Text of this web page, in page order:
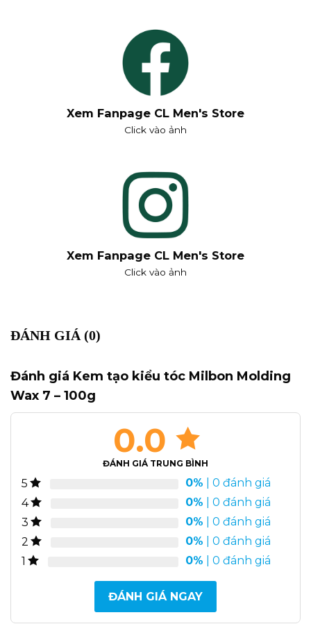
Xem Fanpage CL Men's Store
Click vào ảnh
Xem Fanpage CL Men's Store
Click vào ảnh
ĐÁNH GIÁ (0)
Đánh giá Kem tạo kiểu tóc Milbon Molding
Wax 7 – 100g
0.0
ĐÁNH GIÁ TRUNG BÌNH
5 0% | 0 đánh giá
4
0% | 0 đánh giá
3
0% | 0 đánh giá
2
0% | 0 đánh giá
1
0% | 0 đánh giá
ĐÁNH GIÁ NGAY